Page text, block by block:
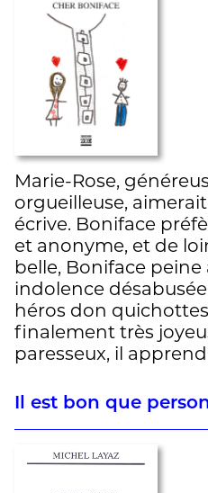
Marie-Rose,
orgueilleuse,
écrive. Boniface
et anonyme, et de
belle, Boniface peine
indolence
héros don
finalement très
paresseux, il
Il est bon que